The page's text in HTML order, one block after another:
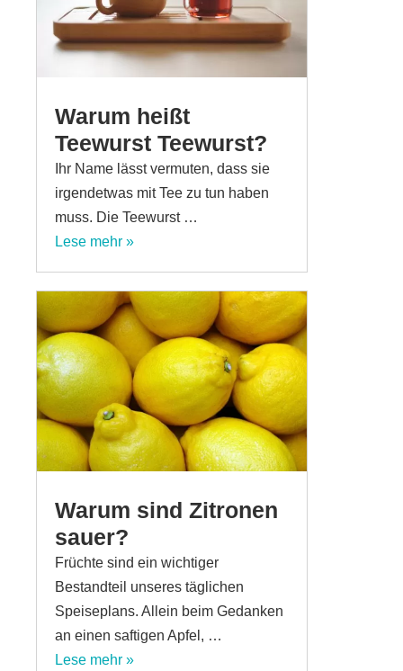
Warum heißt
Teewurst Teewurst?
Ihr Name lässt vermuten, dass sie
irgendetwas mit Tee zu tun haben
muss. Die Teewurst …
Lese mehr »
Warum sind Zitronen
sauer?
Früchte sind ein wichtiger
Bestandteil unseres täglichen
Speiseplans. Allein beim Gedanken
an einen saftigen Apfel, …
Lese mehr »